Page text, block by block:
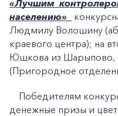
«Лучшим
населению»
Людмилу Волошину
краевого центра); на
Юшкова из Шарыпово,
(Пригородное
Победителям
денежные призы и